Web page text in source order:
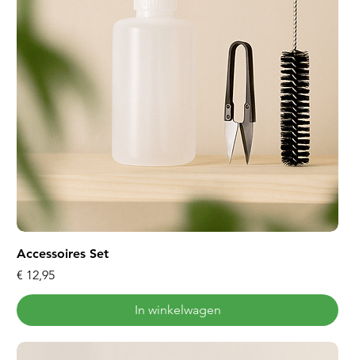
Accessoires Set
Prijs
€ 12,95
In winkelwagen